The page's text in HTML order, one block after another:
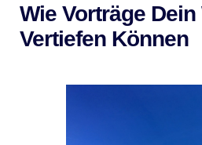
Wie Vorträge
Vertiefen Können